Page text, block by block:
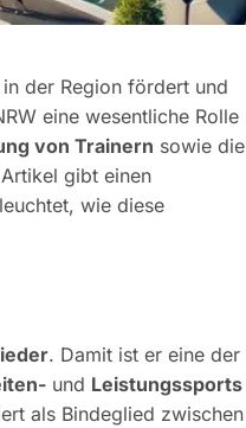
der Region fördert und
eine wesentliche Rolle
von Trainern sowie die
gibt einen
wie diese
. Damit ist er eine der
und Leistungssports
als Bindeglied zwischen